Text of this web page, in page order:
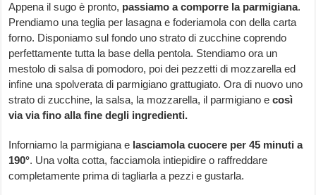
Appena il sugo è pronto, passiamo a comporre la parmigiana.
Prendiamo una teglia per lasagna e foderiamola con della carta
forno. Disponiamo sul fondo uno strato di zucchine coprendo
perfettamente tutta la base della pentola. Stendiamo ora un
mestolo di salsa di pomodoro, poi dei pezzetti di mozzarella ed
infine una spolverata di parmigiano grattugiato. Ora di nuovo uno
strato di zucchine, la salsa, la mozzarella, il parmigiano ecosì
via via fino alla fine degli ingredienti.
Inforniamo la parmigiana e lasciamola cuocere per 45 minuti a
190°. Una volta cotta, facciamola intiepidire o raffreddare
completamente prima di tagliarla a pezzi e gustarla.